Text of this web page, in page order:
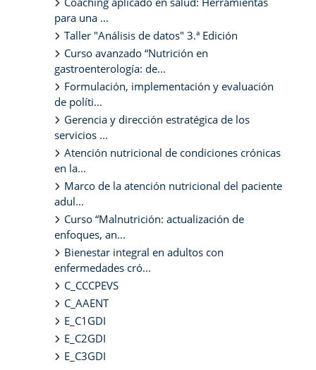
para una ...
Taller "Análisis de datos" 3.ª Edición
Curso avanzado “Nutrición en
gastroenterología: de...
Formulación, implementación y evaluación
de políti...
Gerencia y dirección estratégica de los
servicios ...
Atención nutricional de condiciones crónicas
en la...
Marco de la atención nutricional del paciente
adul...
Curso “Malnutrición: actualización de
enfoques, an...
Bienestar integral en adultos con
enfermedades cró...
C_CCCPEVS
C_AAENT
E_C1GDI
E_C2GDI
E_C3GDI